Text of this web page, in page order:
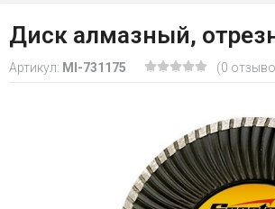
Диск алмазный,
Артикул: MI-731175 (0